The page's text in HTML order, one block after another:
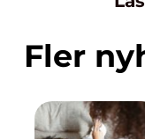
Fler